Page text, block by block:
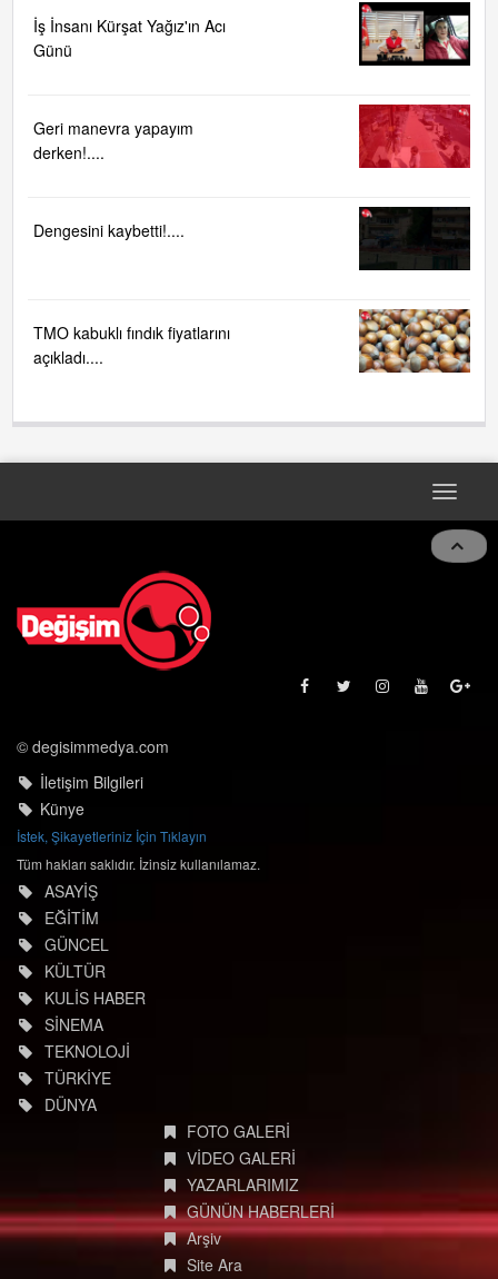
İş İnsanı Kürşat Yağız'ın Acı
Günü
Geri manevra yapayım
derken!....
Dengesini kaybetti!....
TMO kabuklı fındık fiyatlarını
açıkladı....
Toggle
© degisimmedya.com
İletişim Bilgileri
Künye
İstek, Şikayetleriniz İçin Tıklayın
Tüm hakları saklıdır. İzinsiz kullanılamaz.
ASAYİŞ
EĞİTİM
GÜNCEL
KÜLTÜR
KULİS HABER
SİNEMA
TEKNOLOJİ
TÜRKİYE
DÜNYA
FOTO GALERİ
VİDEO GALERİ
YAZARLARIMIZ
GÜNÜN HABERLERİ
Arşiv
Site Ara